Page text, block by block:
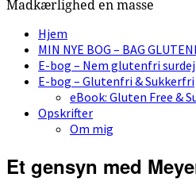
Madkærlighed en masse
Hjem
MIN NYE BOG – BAG
E-bog – Nem glutenfri surdej
E-bog – Glutenfri & Sukkerfri
eBook: Gluten Free &
Opskrifter
Om mig
Et gensyn med